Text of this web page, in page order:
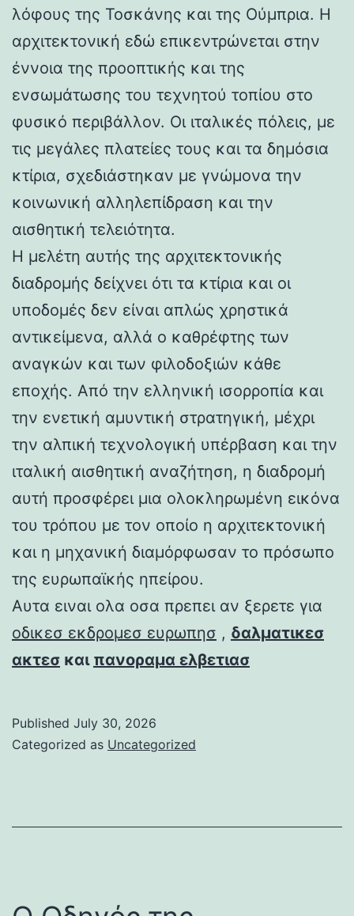
λόφους της Τοσκάνης και της Ούμπρια. Η
αρχιτεκτονική εδώ επικεντρώνεται στην
έννοια της προοπτικής και της
ενσωμάτωσης του τεχνητού τοπίου στο
φυσικό περιβάλλον. Οι ιταλικές πόλεις, με
τις μεγάλες πλατείες τους και τα δημόσια
κτίρια, σχεδιάστηκαν με γνώμονα την
κοινωνική αλληλεπίδραση και την
αισθητική τελειότητα.
Η μελέτη αυτής της αρχιτεκτονικής
διαδρομής δείχνει ότι τα κτίρια και οι
υποδομές δεν είναι απλώς χρηστικά
αντικείμενα, αλλά ο καθρέφτης των
αναγκών και των φιλοδοξιών κάθε
εποχής. Από την ελληνική ισορροπία και
την ενετική αμυντική στρατηγική, μέχρι
την αλπική τεχνολογική υπέρβαση και την
ιταλική αισθητική αναζήτηση, η διαδρομή
αυτή προσφέρει μια ολοκληρωμένη εικόνα
του τρόπου με τον οποίο η αρχιτεκτονική
και η μηχανική διαμόρφωσαν το πρόσωπο
της ευρωπαϊκής ηπείρου.
Αυτα ειναι ολα οσα πρεπει αν ξερετε για
οδικεσ εκδρομεσ ευρωπησ , δαλματικεσ
ακτεσ και πανοραμα ελβετιασ
Published July 30, 2026
Categorized as Uncategorized